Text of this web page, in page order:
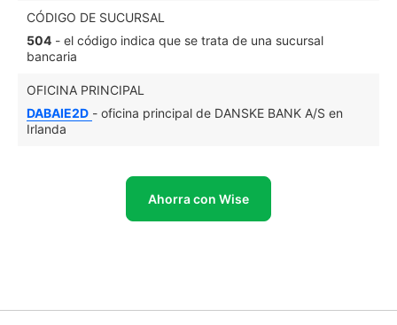
CÓDIGO DE SUCURSAL
504 - el código indica que se trata de una sucursal
bancaria
OFICINA PRINCIPAL
DABAIE2D - oficina principal de DANSKE BANK A/S en
Irlanda
Ahorra con Wise